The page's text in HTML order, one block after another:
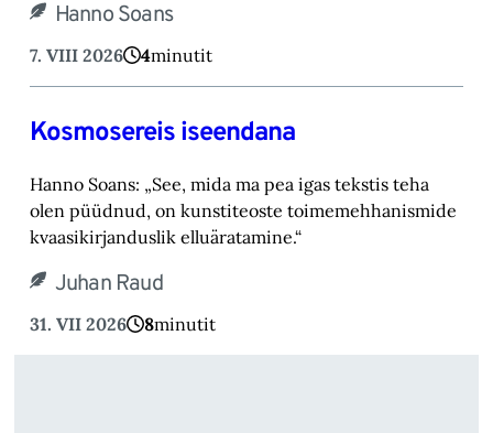
Hanno Soans
7. VIII 2026 4minutit
Kosmosereis iseendana
Hanno Soans: „See, mida ma pea igas tekstis teha
olen püüdnud, on kunstiteoste toimemehhanismide
kvaasikirjanduslik elluäratamine.“
Juhan Raud
31. VII 2026 8minutit